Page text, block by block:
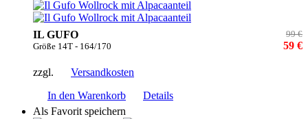
IL GUFO
Größe 14T - 164/170
99 €
59 €
zzgl.
Versandkosten
In den Warenkorb
Details
Als Favorit speichern